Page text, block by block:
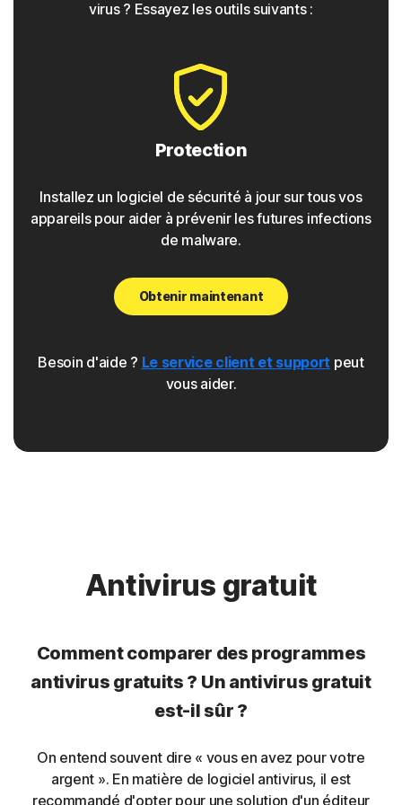
La protection Norton dispose d'outils pour détecter les
tentatives de phishing. Il s'agit de liens qui semblent sûrs
mais dirigent les utilisateurs vers des sites malveillants
qui collectent les données personnelles et les
même des publicités.
Comme pour les attaques de phishing, la protection
Norton détecte les attaques de pharming qui redirigent
Pirate de navigateur
La protection Norton protège votre navigateur contre
les malwares qui tentent de modifier ses paramètres ou
La protection Norton protège contre les rootkits qui
peuvent permettre à un utilisateur non autorisé de
Extensions de navigateur indésirables
Le système Norton de prévention d'intrusion aide à
de navigateur.
Chevaux de Troie bancaires
virus ? Essayez les outils suivants :
Protection
Installez un logiciel de sécurité à jour sur tous vos
appareils pour aider à prévenir les futures infections
de malware.
Obtenir maintenant
Besoin d'aide ? Le service client et support peut
vous aider.
Antivirus gratuit
Comment comparer des programmes
antivirus gratuits ? Un antivirus gratuit
est-il sûr ?
On entend souvent dire « vous en avez pour votre
argent ». En matière de logiciel antivirus, il est
recommandé d'opter pour une solution d'un éditeur